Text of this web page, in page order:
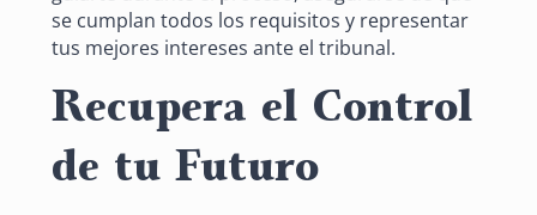
se cumplan todos los requisitos y representar
tus mejores intereses ante el tribunal.
Recupera el Control
de tu Futuro